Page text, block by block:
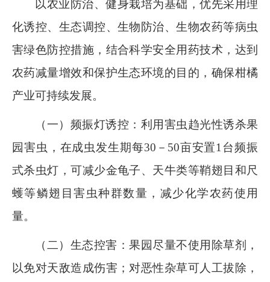
以农业防治、健身栽培为基础，优先采用理
化诱控、生态调控、生物防治、生物农药等病虫
害绿色防控措施，结合科学安全用药技术，达到
农药减量增效和保护生态环境的目的，确保柑橘
产业可持续发展。
（一）频振灯诱控：利用害虫趋光性诱杀果
园害虫，在成虫发生期每30 － 50亩安置1台频振
式杀虫灯，可减少金龟子、天牛类等鞘翅目和尺
蠖等鳞翅目害虫种群数量，减少化学农药使用
量。
（二）生态控害：果园尽量不使用除草剂，
以免对天敌造成伤害；对恶性杂草可人工拔除，